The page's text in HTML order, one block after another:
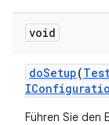
void
doSetup(
Führen Sie den